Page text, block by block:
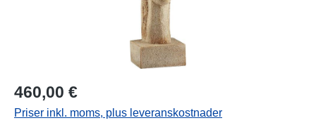
460,00 €
Priser inkl. moms, plus leveranskostnader